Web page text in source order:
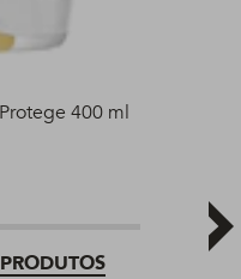
400 ml